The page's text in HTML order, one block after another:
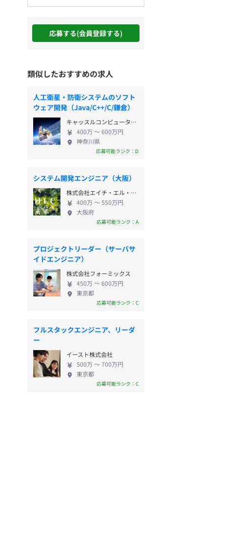
応募する(会員登録する)
類似したおすすめの求人
人工衛星・防衛システムのソフト
ウェア開発（Java/C++/C/鎌倉）
キャッスルコンピューター株式会社
400万 〜 600万円
神奈川県
応募可能ランク：D
システム開発エンジニア（大阪）
株式会社エイチ・エル・シー
400万 〜 550万円
大阪府
応募可能ランク：A
プロジェクトリーダー（サーバサ
イドエンジニア）
株式会社フォーミックス
450万 〜 600万円
東京都
応募可能ランク：C
フルスタックエンジニア、リーダ
ー
イースト株式会社
500万 〜 700万円
東京都
応募可能ランク：C